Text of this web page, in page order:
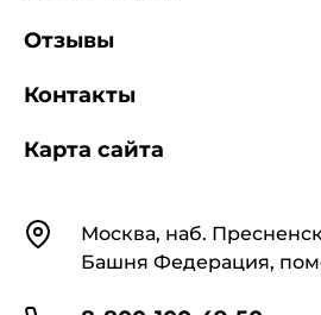
КонтактыМосква, наб.
Башня Федерация,
Отзывы
Контакты
Карта сайта